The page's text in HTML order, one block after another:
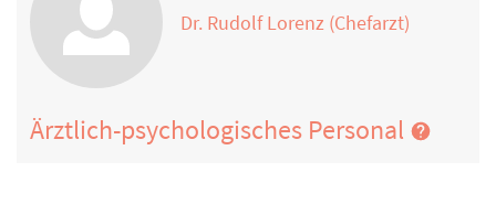
Dr. Rudolf Lorenz (Chefarzt)
Ärztlich-psychologisches Personal